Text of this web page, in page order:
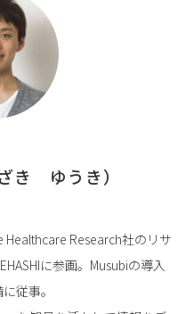
き　ゆうき）
Research社のリサ
に参画。Musubiの導入
従事。